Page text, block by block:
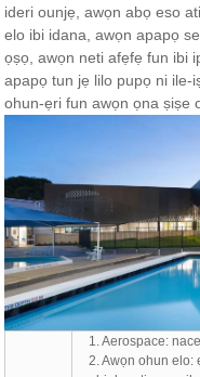
ideri ounjẹ, awọn abọ eso
elo ibi idana, awọn apapọ
ọṣọ, awọn neti afẹfẹ fun ibi
apapọ tun jẹ lilo pupọ ni ile-
ohun-ẹri fun awọn ọna ṣiṣe
1. Aerospace:
2. Awọn ohun elo: